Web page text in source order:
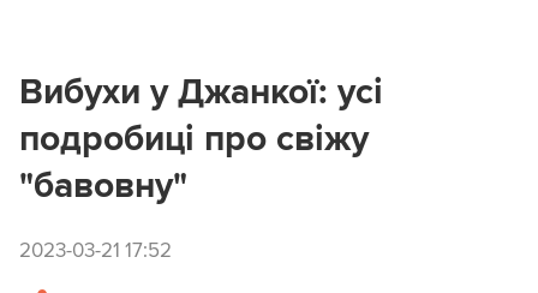
Вибухи у Джанкої: усі
подробиці про свіжу
"бавовну"
2023-03-21 17:52